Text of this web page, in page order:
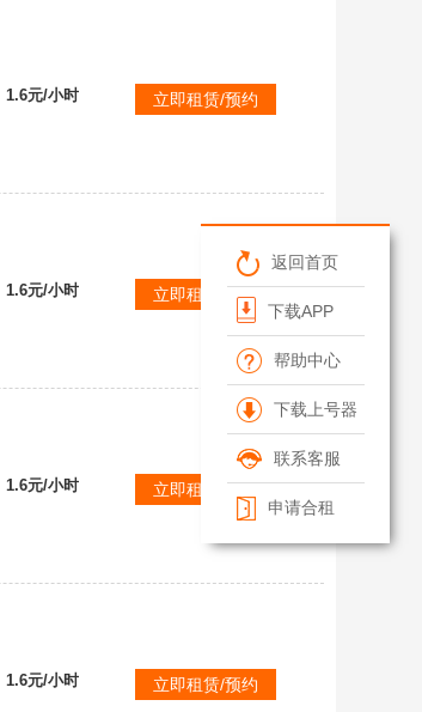
返回首页
下载APP
帮助中心
下载上号器
联系客服
申请合租
1.6元/小时 立即租赁/预约
1.6元/小时 立即租赁/预约
1.6元/小时 立即租赁/预约
1.6元/小时 立即租赁/预约